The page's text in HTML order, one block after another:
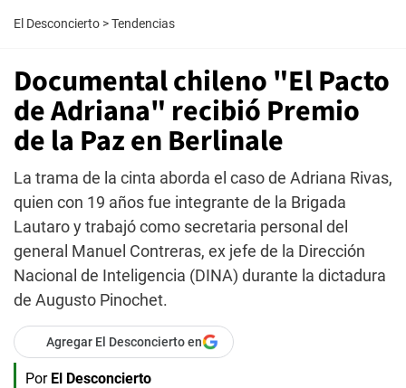
El Desconcierto >Tendencias
Documental chileno "El Pacto
de Adriana" recibió Premio
de la Paz en Berlinale
La trama de la cinta aborda el caso de Adriana Rivas,
quien con 19 años fue integrante de la Brigada
Lautaro y trabajó como secretaria personal del
general Manuel Contreras, ex jefe de la Dirección
Nacional de Inteligencia (DINA) durante la dictadura
de Augusto Pinochet.
Agregar El Desconcierto en
Por El Desconcierto